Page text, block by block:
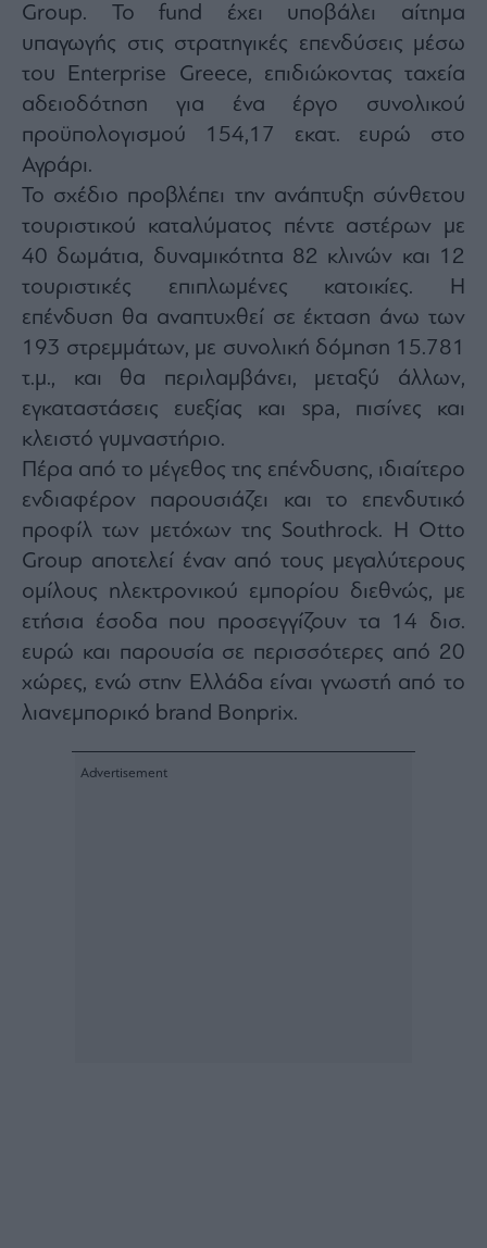
Group. Το fund έχει υποβάλει αίτημα
υπαγωγής στις στρατηγικές επενδύσεις μέσω
του Enterprise Greece, επιδιώκοντας ταχεία
αδειοδότηση για ένα έργο συνολικού
προϋπολογισμού 154,17 εκατ. ευρώ στο
Αγράρι.
Το σχέδιο προβλέπει την ανάπτυξη σύνθετου
τουριστικού καταλύματος πέντε αστέρων με
40 δωμάτια, δυναμικότητα 82 κλινών και 12
τουριστικές επιπλωμένες κατοικίες. Η
επένδυση θα αναπτυχθεί σε έκταση άνω των
193 στρεμμάτων, με συνολική δόμηση 15.781
τ.μ., και θα περιλαμβάνει, μεταξύ άλλων,
εγκαταστάσεις ευεξίας και spa, πισίνες και
κλειστό γυμναστήριο.
Πέρα από το μέγεθος της επένδυσης, ιδιαίτερο
ενδιαφέρον παρουσιάζει και το επενδυτικό
προφίλ των μετόχων της Southrock. Η Otto
Group αποτελεί έναν από τους μεγαλύτερους
ομίλους ηλεκτρονικού εμπορίου διεθνώς, με
ετήσια έσοδα που προσεγγίζουν τα 14 δισ.
ευρώ και παρουσία σε περισσότερες από 20
χώρες, ενώ στην Ελλάδα είναι γνωστή από το
λιανεμπορικό brand Βοnprix.